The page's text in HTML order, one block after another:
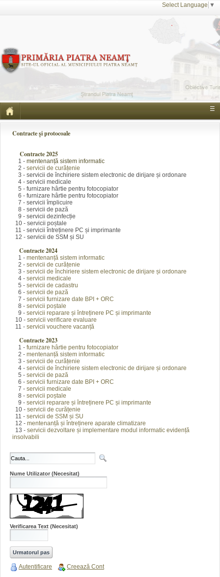
Select Language ▼
☰
Contracte și protocoale
Contracte 2025
1 - mentenanță sistem informatic
2 - servicii de curățenie
3 - servicii de închiriere sistem electronic de dirijare și ordonare
4 - servicii medicale
5 - furnizare hârtie pentru fotocopiator
6 - furnizare hârtie pentru fotocopiator
7 - servicii împlicuire
8 - servicii de pază
9 - servicii dezinfecție
10 - servicii poștale
11 - servicii întreținere PC și imprimante
12 - servicii de SSM și SU
Contracte 2024
1 - mentenanță sistem informatic
2 - servicii de curățenie
3 - servicii de închiriere sistem electronic de dirijare și ordonare
4 - servicii medicale
5 - servicii de cadastru
6 - servicii de pază
7 - servicii furnizare date BPI + ORC
8 - servicii poștale
9 - servicii reparare și întreținere PC și imprimante
10 - servicii verificare evaluare
11 - servicii vouchere vacanță
Contracte 2023
1 - furnizare hârtie pentru fotocopiator
2 - mentenanță sistem informatic
3 - servicii de curățenie
4 - servicii de închiriere sistem electronic de dirijare și ordonare
5 - servicii de pază
6 - servicii furnizare date BPI + ORC
7 - servicii medicale
8 - servicii poștale
9 - servicii reparare și întreținere PC și imprimante
10 - servicii de curățenie
11 - servicii de SSM și SU
12 - mentenanță și întreținere aparate climatizare
13 - servicii dezvoltare și implementare modul informatic evidență
insolvabili
Nume Utilizator (Necesitat)
Verificarea Text (Necesitat)
Autentificare Creează Cont